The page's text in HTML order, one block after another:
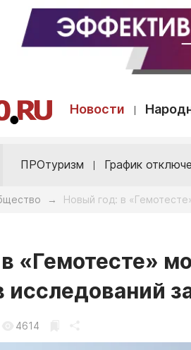
Новости
ПРОтуризм График
→ Новый год: в
«Гемотесте»
исследований
4614